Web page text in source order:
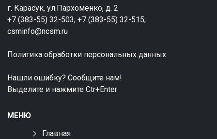
г. Карасук, ул.Пархоменко, д. 2
+7 (383-55) 32-503; +7 (383-55) 32-515;
csminfo@ncsm.ru
Политика обработки персональных данных
Нашли ошибку? Сообщите нам!
Выделите и нажмите Ctr+Enter
МЕНЮ
Главная